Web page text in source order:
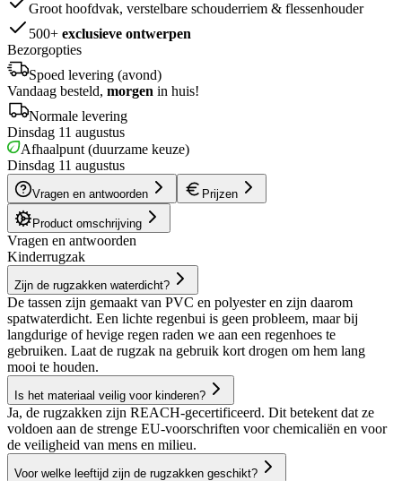
Groot hoofdvak, verstelbare schouderriem & flessenhouder
500+ exclusieve ontwerpen
Bezorgopties
Spoed levering (avond)
Vandaag besteld, morgen in huis!
Normale levering
Dinsdag 11 augustus
Afhaalpunt (duurzame keuze)
Dinsdag 11 augustus
Vragen en antwoorden Prijzen
Product omschrijving
Vragen en antwoorden
Kinderrugzak
Zijn de rugzakken waterdicht?
De tassen zijn gemaakt van PVC en polyester en zijn daarom
spatwaterdicht. Een lichte regenbui is geen probleem, maar bij
langdurige of hevige regen raden we aan een regenhoes te
gebruiken. Laat de rugzak na gebruik kort drogen om hem lang
mooi te houden.
Is het materiaal veilig voor kinderen?
Ja, de rugzakken zijn REACH-gecertificeerd. Dit betekent dat ze
voldoen aan de strenge EU-voorschriften voor chemicaliën en voor
de veiligheid van mens en milieu.
Voor welke leeftijd zijn de rugzakken geschikt?